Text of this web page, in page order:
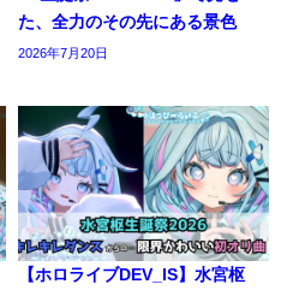
た、全力のその先にある景色
2026年7月20日
【ホロライブDEV_IS】水宮枢